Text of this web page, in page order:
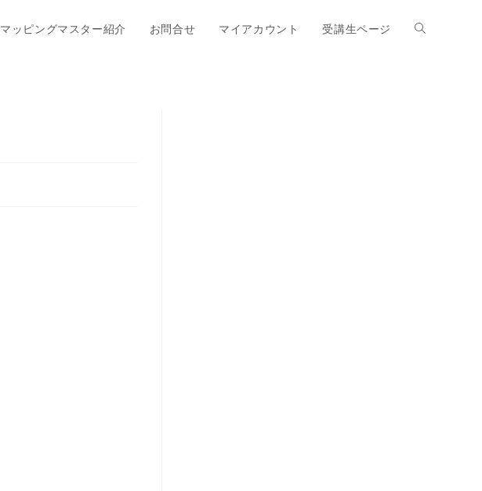
マッピングマスター紹介 お問合せ マイアカウント 受講生ページ